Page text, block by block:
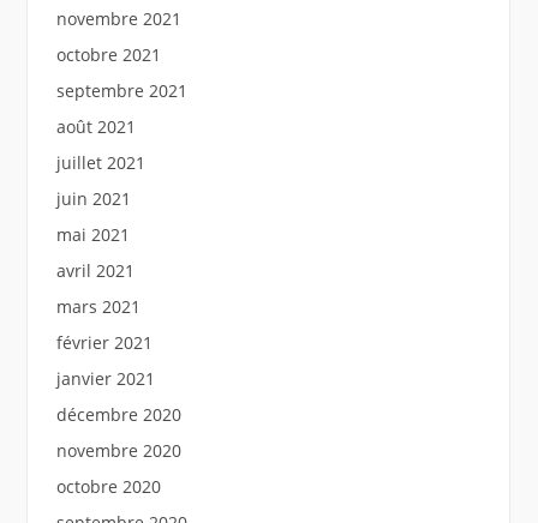
novembre 2021
octobre 2021
septembre 2021
août 2021
juillet 2021
juin 2021
mai 2021
avril 2021
mars 2021
février 2021
janvier 2021
décembre 2020
novembre 2020
octobre 2020